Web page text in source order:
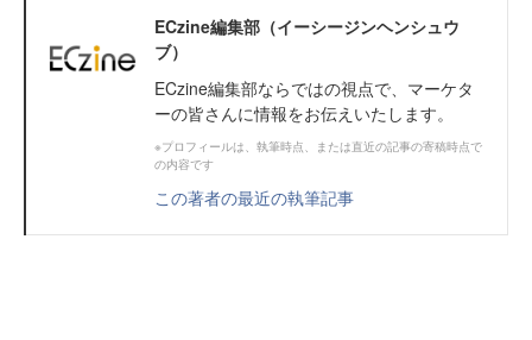
ECzine編集部（イーシージンヘンシュウ
ブ）
ECzine編集部ならではの視点で、マーケタ
ーの皆さんに情報をお伝えいたします。
※プロフィールは、執筆時点、または直近の記事の寄稿時点で
の内容です
この著者の最近の執筆記事